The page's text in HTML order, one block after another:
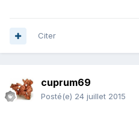
Citer
cuprum69
Posté(e) 24 juillet 2015